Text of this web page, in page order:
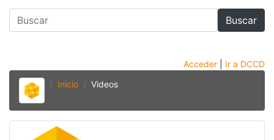
Buscar
Acceder
Ir a DCCD
Inicio
Videos